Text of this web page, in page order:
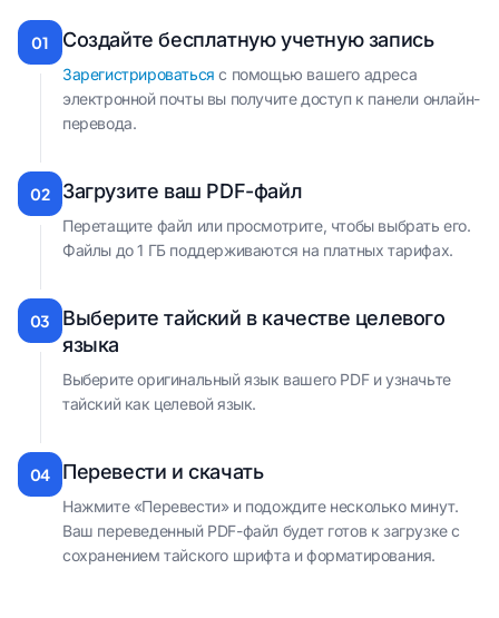
01 Создайте бесплатную учетную запись
Зарегистрироваться с помощью вашего адреса
электронной почты вы получите доступ к панели онлайн-
перевода.
02 Загрузите ваш PDF-файл
Перетащите файл или просмотрите, чтобы выбрать его.
Файлы до 1 ГБ поддерживаются на платных тарифах.
03
Выберите тайский в качестве целевого
языка
Выберите оригинальный язык вашего PDF и узначьте
тайский как целевой язык.
04 Перевести и скачать
Нажмите «Перевести» и подождите несколько минут.
Ваш переведенный PDF-файл будет готов к загрузке с
сохранением тайского шрифта и форматирования.